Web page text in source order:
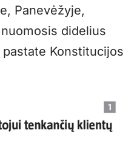
Panevėžyje,
didelius
Konstitucijos